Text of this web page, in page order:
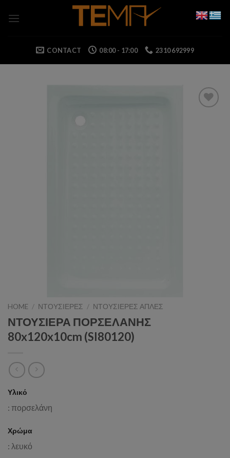
CONTACT 08:00 - 17:00 2310 692999
HOME / ΝΤΟΥΣΙΕΡΕΣ / ΝΤΟΥΣΙΕΡΕΣ ΑΠΛΕΣ
ΝΤΟΥΣΙΕΡΑ ΠΟΡΣΕΛΑΝΗΣ
80x120x10cm (SI80120)
Υλικό
: πορσελάνη
Χρώμα
: λευκό